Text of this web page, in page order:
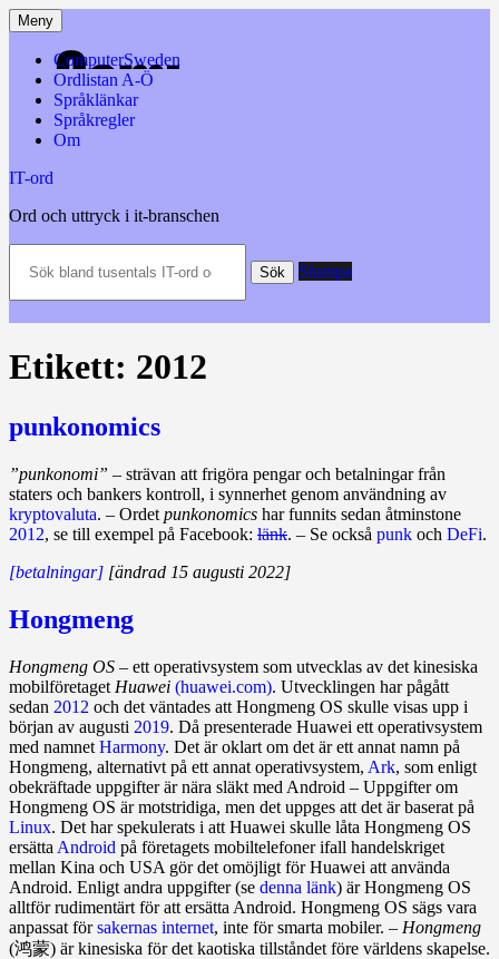
Hoppa
till
innehåll
Meny
ComputerSweden
Ordlistan A-Ö
Språklänkar
Språkregler
Om
IT-ord
Ord och uttryck i it-branschen
bland
och
datatermer
Sök Slumpa
Etikett: 2012
punkonomics
”punkonomi” – strävan att frigöra pengar och betalningar från
staters och bankers kontroll, i synnerhet genom användning av
kryptovaluta. – Ordet punkonomics har funnits sedan åtminstone
2012, se till exempel på Facebook: länk. – Se också punk och DeFi.
[betalningar] [ändrad 15 augusti 2022]
Hongmeng
Hongmeng OS – ett operativsystem som utvecklas av det kinesiska
mobilföretaget Huawei (huawei.com). Utvecklingen har pågått
sedan 2012 och det väntades att Hongmeng OS skulle visas upp i
början av augusti 2019. Då presenterade Huawei ett operativsystem
med namnet Harmony. Det är oklart om det är ett annat namn på
Hongmeng, alternativt på ett annat operativsystem, Ark, som enligt
obekräftade uppgifter är nära släkt med Android – Uppgifter om
Hongmeng OS är motstridiga, men det uppges att det är baserat på
Linux. Det har spekulerats i att Huawei skulle låta Hongmeng OS
ersätta Android på företagets mobiltelefoner ifall handelskriget
mellan Kina och USA gör det omöjligt för Huawei att använda
Android. Enligt andra uppgifter (se denna länk) är Hongmeng OS
alltför rudimentärt för att ersätta Android. Hongmeng OS sägs vara
anpassat försakernas internet, inte för smarta mobiler. – Hongmeng
(鸿蒙) är kinesiska för det kaotiska tillståndet före världens skapelse.